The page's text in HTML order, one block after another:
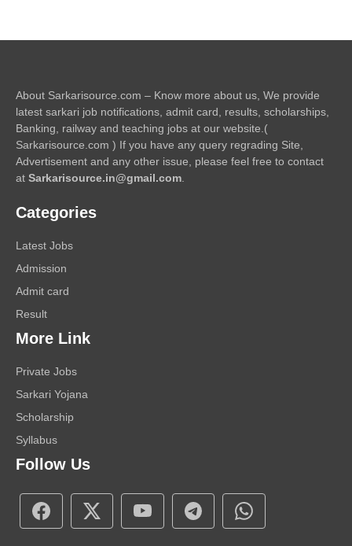
About Sarkarisource.com – Know more about us, We provide
latest sarkari job notifications, admit card, results, scholarships,
Banking, railway and teaching jobs at our website.(
Sarkarisource.com ) If you have any query regrading Site,
Advertisement and any other issue, please feel free to contact
at Sarkarisource.in@gmail.com
Categories
Latest Jobs
Admission
Admit card
Result
More Link
Private Jobs
Sarkari Yojana
Scholarship
Syllabus
Follow Us